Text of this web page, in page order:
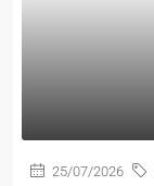
25/07/2026